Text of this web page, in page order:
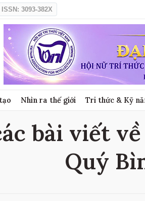
ISSN: 3093-382X
Nhìn ra thế giới Tri thức & Kỹ
bài viết
Quý